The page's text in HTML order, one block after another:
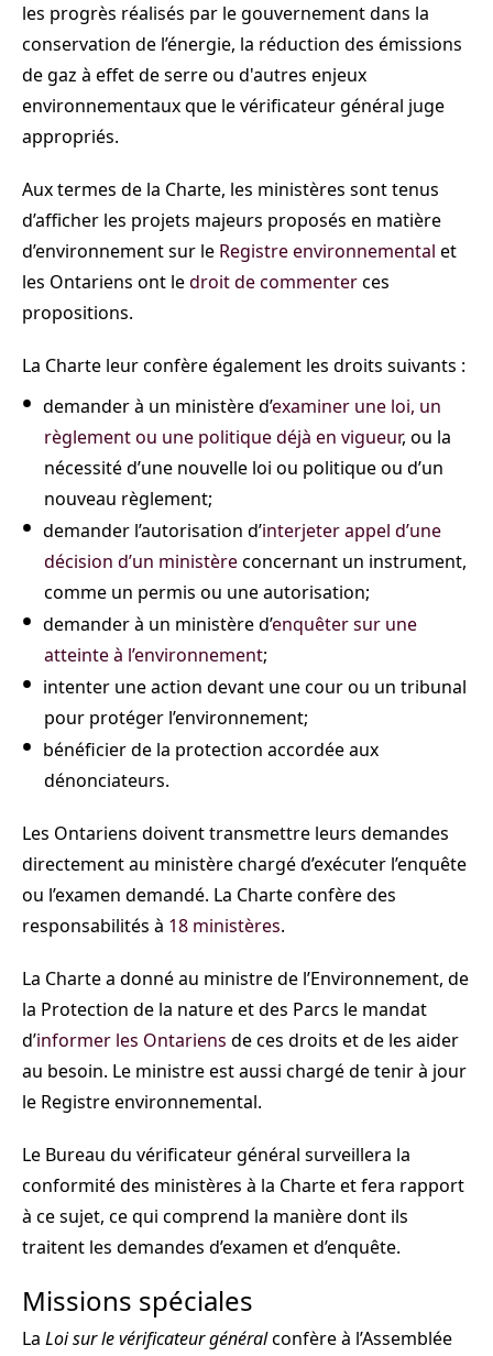
les progrès réalisés par le gouvernement dans la
conservation de l’énergie, la réduction des émissions
de gaz à effet de serre ou d'autres enjeux
environnementaux que le vérificateur général juge
appropriés.
Aux termes de la Charte, les ministères sont tenus
d’afficher les projets majeurs proposés en matière
d’environnement sur le Registre environnemental et
les Ontariens ont ledroit de commenterces
propositions.
La Charte leur confère également les droits suivants :
demander à un ministère d’examiner une loi, un
règlement ou une politique déjà en vigueur, ou la
nécessité d’une nouvelle loi ou politique ou d’un
nouveau règlement;
demander l’autorisation d’interjeter appel d’une
décision d’un ministèreconcernant un instrument,
comme un permis ou une autorisation;
demander à un ministère d’enquêter sur une
atteinte à l’environnement;
intenter une action devant une cour ou un tribunal
pour protéger l’environnement;
bénéficier de la protection accordée aux
dénonciateurs.
Les Ontariens doivent transmettre leurs demandes
directement au ministère chargé d’exécuter l’enquête
ou l’examen demandé. La Charte confère des
responsabilités à 18 ministères.
La Charte a donné au ministre de l’Environnement, de
la Protection de la nature et des Parcs le mandat
d’informer les Ontariens de ces droits et de les aider
au besoin. Le ministre est aussi chargé de tenir à jour
le Registre environnemental.
Le Bureau du vérificateur général surveillera la
conformité des ministères à la Charte et fera rapport
à ce sujet, ce qui comprend la manière dont ils
traitent les demandes d’examen et d’enquête.
Missions spéciales
La Loi sur le vérificateur généralconfère à l’Assemblée